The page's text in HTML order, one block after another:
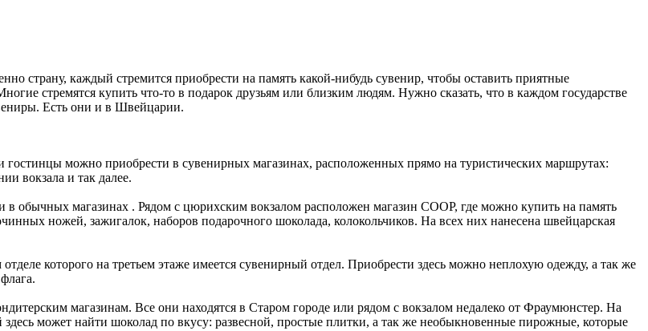
страну, каждый стремится приобрести на память какой-нибудь сувенир, чтобы оставить приятные
стремятся купить что-то в подарок друзьям или близким людям. Нужно сказать, что в каждом государстве
Есть они и в Швейцарии.
можно приобрести в сувенирных магазинах, расположенных прямо на туристических маршрутах:
вокзала и так далее.
в обычных магазинах . Рядом с цюрихским вокзалом расположен магазин СООР, где можно купить на память
ножей, зажигалок, наборов подарочного шоколада, колокольчиков. На всех них нанесена швейцарская
которого на третьем этаже имеется сувенирный отдел. Приобрести здесь можно неплохую одежду, а так же
магазинам. Все они находятся в Старом городе или рядом с вокзалом недалеко от Фраумюнстер. На
может найти шоколад по вкусу: развесной, простые плитки, а так же необыкновенные пирожные, которые